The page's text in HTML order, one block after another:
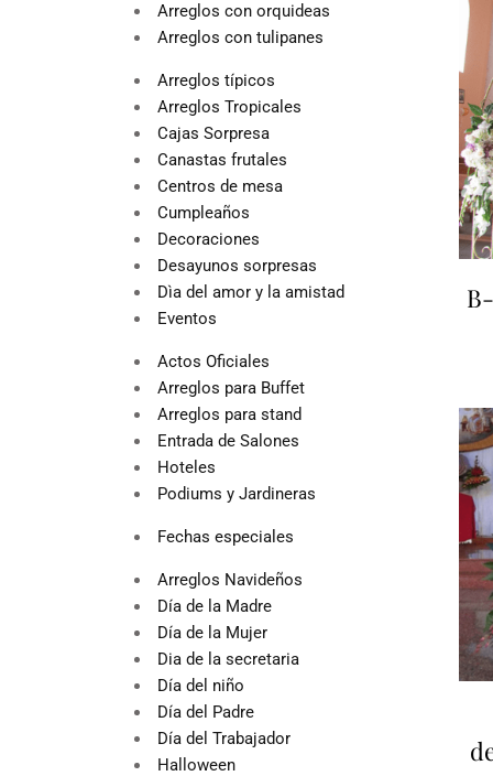
Arreglos con orquideas
Arreglos con tulipanes
Arreglos típicos
Arreglos Tropicales
Cajas Sorpresa
Canastas frutales
Centros de mesa
Cumpleaños
Decoraciones
Desayunos sorpresas
Dìa del amor y la amistad
Eventos
Actos Oficiales
Arreglos para Buffet
Arreglos para stand
Entrada de Salones
Hoteles
Podiums y Jardineras
Fechas especiales
Arreglos Navideños
Día de la Madre
Día de la Mujer
Dia de la secretaria
Día del niño
Día del Padre
Día del Trabajador
Halloween